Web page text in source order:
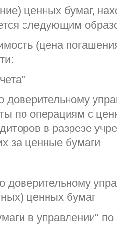
ценных бумаг,
следующим
(цена
доверительному
по операциям с
в разрезе
за ценные бумаги
доверительному
ценных бумаг
в управлении"